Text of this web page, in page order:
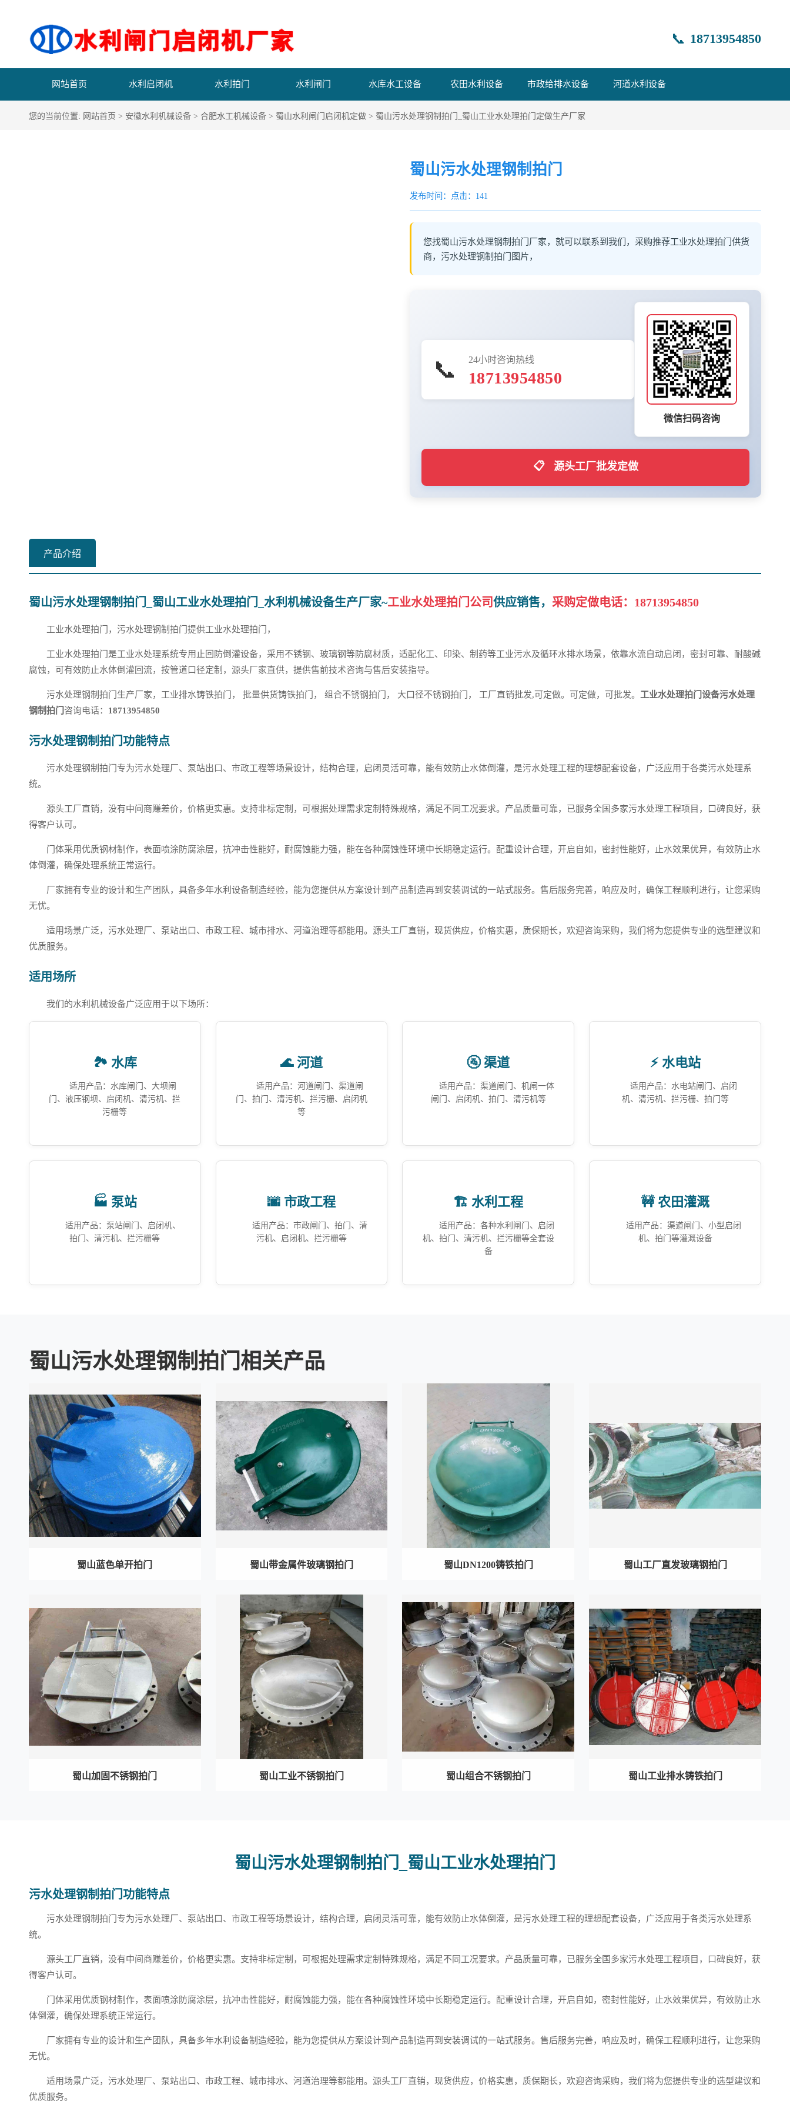
📞 18713954850
网站首页 水利启闭机 水利拍门 水利闸门 水库水工设备 农田水利设备 市政给排水设备 河道水利设备
您的当前位置: 网站首页 > 安徽水利机械设备> 合肥水工机械设备> 蜀山水利闸门启闭机定做> 蜀山污水处理钢制拍门_蜀山工业水处理拍门定做生产厂家
蜀山污水处理钢制拍门
发布时间： 点击：141
您找蜀山污水处理钢制拍门厂家，就可以联系到我们，采购推荐工业水处理拍门供货
商，污水处理钢制拍门图片，
📞 24小时咨询热线
18713954850
微信扫码咨询
📋 源头工厂批发定做
产品介绍
蜀山污水处理钢制拍门_蜀山工业水处理拍门_水利机械设备生产厂家~工业水处理拍门公司 供应销售， 采购定做电话： 18713954850
工业水处理拍门，污水处理钢制拍门提供工业水处理拍门，
工业水处理拍门是工业水处理系统专用止回防倒灌设备，采用不锈钢、玻璃钢等防腐材质，适配化工、印染、制药等工业污水及循环水排水场景，依靠水流自动启闭，密封可靠、耐酸碱
腐蚀，可有效防止水体倒灌回流，按管道口径定制，源头厂家直供，提供售前技术咨询与售后安装指导。
污水处理钢制拍门生产厂家，工业排水铸铁拍门， 批量供货铸铁拍门， 组合不锈钢拍门， 大口径不锈钢拍门， 工厂直销批发,可定做。可定做，可批发。 工业水处理拍门设备污水处理
钢制拍门 咨询电话： 18713954850
污水处理钢制拍门功能特点
污水处理钢制拍门专为污水处理厂、泵站出口、市政工程等场景设计，结构合理，启闭灵活可靠，能有效防止水体倒灌，是污水处理工程的理想配套设备，广泛应用于各类污水处理系
统。
源头工厂直销，没有中间商赚差价，价格更实惠。支持非标定制，可根据处理需求定制特殊规格，满足不同工况要求。产品质量可靠，已服务全国多家污水处理工程项目，口碑良好，获
得客户认可。
门体采用优质钢材制作，表面喷涂防腐涂层，抗冲击性能好，耐腐蚀能力强，能在各种腐蚀性环境中长期稳定运行。配重设计合理，开启自如，密封性能好，止水效果优异，有效防止水
体倒灌，确保处理系统正常运行。
厂家拥有专业的设计和生产团队，具备多年水利设备制造经验，能为您提供从方案设计到产品制造再到安装调试的一站式服务。售后服务完善，响应及时，确保工程顺利进行，让您采购
无忧。
适用场景广泛，污水处理厂、泵站出口、市政工程、城市排水、河道治理等都能用。源头工厂直销，现货供应，价格实惠，质保期长，欢迎咨询采购，我们将为您提供专业的选型建议和
优质服务。
适用场所
我们的水利机械设备广泛应用于以下场所：
🏞️ 水库
适用产品：水库闸门、大坝闸
门、液压钢坝、启闭机、清污机、拦
污栅等
🌊 河道
适用产品：河道闸门、渠道闸
门、拍门、清污机、拦污栅、启闭机
等
🚰 渠道
适用产品：渠道闸门、机闸一体
闸门、启闭机、拍门、清污机等
⚡ 水电站
适用产品：水电站闸门、启闭
机、清污机、拦污栅、拍门等
🏭 泵站
适用产品：泵站闸门、启闭机、
拍门、清污机、拦污栅等
🌆 市政工程
适用产品：市政闸门、拍门、清
污机、启闭机、拦污栅等
🏗️ 水利工程
适用产品：各种水利闸门、启闭
机、拍门、清污机、拦污栅等全套设
备
🚧 农田灌溉
适用产品：渠道闸门、小型启闭
机、拍门等灌溉设备
蜀山污水处理钢制拍门相关产品
蜀山蓝色单开拍门 蜀山带金属件玻璃钢拍门 蜀山DN1200铸铁拍门 蜀山工厂直发玻璃钢拍门
蜀山加固不锈钢拍门 蜀山工业不锈钢拍门 蜀山组合不锈钢拍门 蜀山工业排水铸铁拍门
蜀山污水处理钢制拍门_蜀山工业水处理拍门
污水处理钢制拍门功能特点
污水处理钢制拍门专为污水处理厂、泵站出口、市政工程等场景设计，结构合理，启闭灵活可靠，能有效防止水体倒灌，是污水处理工程的理想配套设备，广泛应用于各类污水处理系
统。
源头工厂直销，没有中间商赚差价，价格更实惠。支持非标定制，可根据处理需求定制特殊规格，满足不同工况要求。产品质量可靠，已服务全国多家污水处理工程项目，口碑良好，获
得客户认可。
门体采用优质钢材制作，表面喷涂防腐涂层，抗冲击性能好，耐腐蚀能力强，能在各种腐蚀性环境中长期稳定运行。配重设计合理，开启自如，密封性能好，止水效果优异，有效防止水
体倒灌，确保处理系统正常运行。
厂家拥有专业的设计和生产团队，具备多年水利设备制造经验，能为您提供从方案设计到产品制造再到安装调试的一站式服务。售后服务完善，响应及时，确保工程顺利进行，让您采购
无忧。
适用场景广泛，污水处理厂、泵站出口、市政工程、城市排水、河道治理等都能用。源头工厂直销，现货供应，价格实惠，质保期长，欢迎咨询采购，我们将为您提供专业的选型建议和
优质服务。